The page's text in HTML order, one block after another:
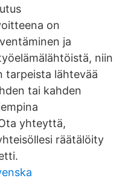
on
ja
niin
tarpeista lähtevää
tai kahden
yhteyttä,
räätälöity